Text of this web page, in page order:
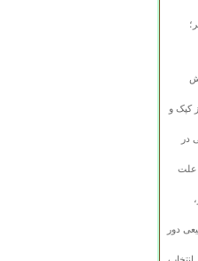
کپک و
در
چرا برگ‌های فیکوس الاستیکا می‌ریزد؟ ۷ علت
دور